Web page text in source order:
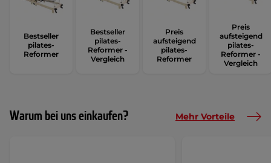
Bestseller
pilates-
Reformer
Bestseller
pilates-
Reformer -
Vergleich
Preis
aufsteigend
pilates-
Reformer
Preis
aufsteigend
pilates-
Reformer -
Vergleich
Warum bei uns einkaufen? Mehr Vorteile